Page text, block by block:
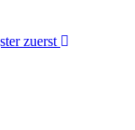
zuerst